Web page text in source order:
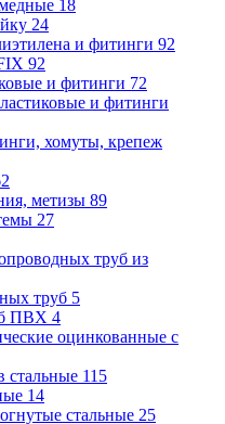
18
24
и фитинги 92
92
и фитинги 72
и фитинги
хомуты, крепеж
метизы 89
27
труб из
труб 5
ПВХ 4
оцинкованные с
стальные 115
14
стальные 25